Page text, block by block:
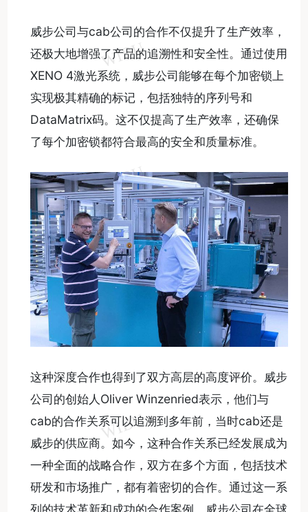
威步公司与cab公司的合作不仅提升了生产效率，
还极大地增强了产品的追溯性和安全性。通过使用
XENO 4激光系统，威步公司能够在每个加密锁上
实现极其精确的标记，包括独特的序列号和
DataMatrix码。这不仅提高了生产效率，还确保
了每个加密锁都符合最高的安全和质量标准。
这种深度合作也得到了双方高层的高度评价。威步
公司的创始人Oliver Winzenried表示，他们与
cab的合作关系可以追溯到多年前，当时cab还是
威步的供应商。如今，这种合作关系已经发展成为
一种全面的战略合作，双方在多个方面，包括技术
研发和市场推广，都有着密切的合作。通过这一系
列的技术革新和成功的合作案例，威步公司在全球